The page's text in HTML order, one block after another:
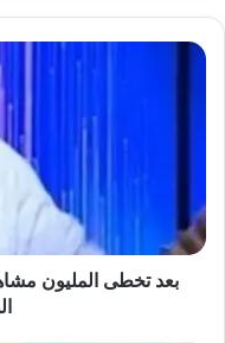
بعد
تامر
عبد
الحليم"
داخلبعد تخطى المليون